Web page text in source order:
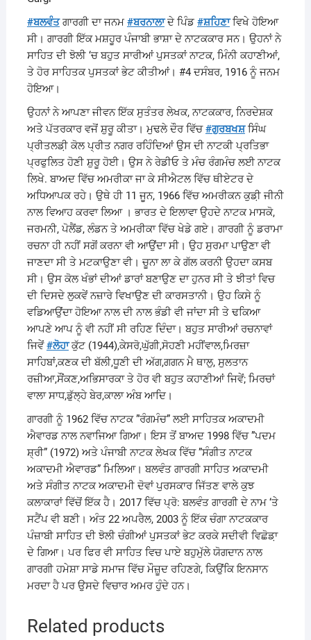
#ਬਲਵੰਤਗਾਰਗੀ ਦਾ ਜਨਮ #ਬਰਨਾਲਾਦੇ ਪਿੰਡ #ਸ਼ਹਿਣਾਵਿਖੇ ਹੋਇਆ
ਸੀ। ਗਾਰਗੀ ਇੱਕ ਮਸ਼ਹੂਰ ਪੰਜਾਬੀ ਭਾਸ਼ਾ ਦੇ ਨਾਟਕਕਾਰ ਸਨ। ਉਹਨਾਂ ਨੇ
ਸਾਹਿਤ ਦੀ ਝੋਲੀ ‘ਚ ਬਹੁਤ ਸਾਰੀਆਂ ਪੁਸਤਕਾਂ ਨਾਟਕ, ਮਿੰਨੀ ਕਹਾਣੀਆਂ,
ਤੇ ਹੋਰ ਸਾਹਿਤਕ ਪੁਸਤਕਾਂ ਭੇਟ ਕੀਤੀਆਂ। #4 ਦਸੰਬਰ, 1916 ਨੂੰ ਜਨਮ
ਹੋਇਆ।
ਉਹਨਾਂ ਨੇ ਆਪਣਾ ਜੀਵਨ ਇੱਕ ਸੁਤੰਤਰ ਲੇਖਕ, ਨਾਟਕਕਾਰ, ਨਿਰਦੇਸ਼ਕ
ਅਤੇ ਪੱਤਰਕਾਰ ਵਜੋਂ ਸ਼ੁਰੂ ਕੀਤਾ। ਮੁਢਲੇ ਦੌਰ ਵਿੱਚ#ਗੁਰਬਖਸ਼ਸਿੰਘ
ਪ੍ਰੀਤਲਡ਼ੀ ਕੋਲ ਪ੍ਰੀਤ ਨਗਰ ਰਹਿੰਦਿਆਂ ਉਸ ਦੀ ਨਾਟਕੀ ਪ੍ਰਤਿਭਾ
ਪ੍ਰਫੁਲਿਤ ਹੋਣੀ ਸ਼ੁਰੂ ਹੋਈ। ਉਸ ਨੇ ਰੇਡੀਓ ਤੇ ਮੰਚ ਰੰਗਮੰਚ ਲਈ ਨਾਟਕ
ਲਿਖੇ. ਬਾਅਦ ਵਿੱਚ ਅਮਰੀਕਾ ਜਾ ਕੇ ਸੀਐਟਲ ਵਿੱਚ ਥੀਏਟਰ ਦੇ
ਅਧਿਆਪਕ ਰਹੇ। ਉਥੇ ਹੀ 11 ਜੂਨ, 1966 ਵਿੱਚ ਅਮਰੀਕਨ ਕੁਡ਼ੀ ਜੀਨੀ
ਨਾਲ ਵਿਆਹ ਕਰਵਾ ਲਿਆ । ਭਾਰਤ ਦੇ ਇਲਾਵਾ ਉਹਦੇ ਨਾਟਕ ਮਾਸਕੋ,
ਜਰਮਨੀ, ਪੋਲੈਂਡ, ਲੰਡਨ ਤੇ ਅਮਰੀਕਾ ਵਿੱਚ ਖੇਡੇ ਗਏ। ਗਾਰਗੀ ਨੂੰ ਡਰਾਮਾ
ਰਚਨਾ ਹੀ ਨਹੀਂ ਸਗੋਂ ਕਰਨਾ ਵੀ ਆਉਂਦਾ ਸੀ। ਉਹ ਸੁਰਮਾ ਪਾਉਣਾ ਵੀ
ਜਾਣਦਾ ਸੀ ਤੇ ਮਟਕਾਉਣਾ ਵੀ। ਚੂਨਾ ਲਾ ਕੇ ਗੱਲ ਕਰਨੀ ਉਹਦਾ ਕਸਬ
ਸੀ। ਉਸ ਕੋਲ ਖੰਭਾਂ ਦੀਆਂ ਡਾਰਾਂ ਬਣਾਉਣ ਦਾ ਹੁਨਰ ਸੀ ਤੇ ਝੀਤਾਂ ਵਿਚ
ਦੀ ਦਿਸਦੇ ਲੁਕਵੇਂ ਨਜ਼ਾਰੇ ਵਿਖਾਉਣ ਦੀ ਕਾਰਸਤਾਨੀ। ਉਹ ਕਿਸੇ ਨੂੰ
ਵਡਿਆਉਂਦਾ ਹੋਇਆ ਨਾਲ ਦੀ ਨਾਲ ਭੰਡੀ ਵੀ ਜਾਂਦਾ ਸੀ ਤੇ ਢਕਿਆ
ਆਪਣੇ ਆਪ ਨੂੰ ਵੀ ਨਹੀਂ ਸੀ ਰਹਿਣ ਦਿੰਦਾ। ਬਹੁਤ ਸਾਰੀਆਂ ਰਚਨਾਵਾਂ
ਜਿਵੇਂ#ਲੋਹਾਕੁੱਟ (1944),ਕੇਸਰੋ,ਘੁੱਗੀ,ਸੋਹਣੀ ਮਹੀਂਵਾਲ,ਮਿਰਜ਼ਾ
ਸਾਹਿਬਾਂ,ਕਣਕ ਦੀ ਬੱਲੀ,ਧੂਣੀ ਦੀ ਅੱਗ,ਗਗਨ ਮੈ ਥਾਲੁ, ਸੁਲਤਾਨ
ਰਜ਼ੀਆ,ਸੌਂਕਣ,ਅਭਿਸਾਰਕਾ ਤੇ ਹੋਰ ਵੀ ਬਹੁਤ ਕਹਾਣੀਆਂ ਜਿਵੇਂ; ਮਿਰਚਾਂ
ਵਾਲਾ ਸਾਧ,ਡੁੱਲ੍ਹੇ ਬੇਰ,ਕਾਲਾ ਅੰਬ ਆਦਿ।
ਗਾਰਗੀ ਨੂੰ 1962 ਵਿੱਚ ਨਾਟਕ ”ਰੰਗਮੰਚ” ਲਈ ਸਾਹਿਤਕ ਅਕਾਦਮੀ
ਐਵਾਰਡ ਨਾਲ ਨਵਾਜਿਆ ਗਿਆ। ਇਸ ਤੋਂ ਬਾਅਦ 1998 ਵਿੱਚ ”ਪਦਮ
ਸ਼੍ਰੀ” (1972) ਅਤੇ ਪੰਜਾਬੀ ਨਾਟਕ ਲੇਖਕ ਵਿੱਚ ”ਸੰਗੀਤ ਨਾਟਕ
ਅਕਾਦਮੀ ਐਵਾਰਡ” ਮਿਲਿਆ। ਬਲਵੰਤ ਗਾਰਗੀ ਸਾਹਿਤ ਅਕਾਦਮੀ
ਅਤੇ ਸੰਗੀਤ ਨਾਟਕ ਅਕਾਦਮੀ ਦੋਵਾਂ ਪੁਰਸਕਾਰ ਜਿੱਤਣ ਵਾਲੇ ਕੁਝ
ਕਲਾਕਾਰਾਂ ਵਿੱਚੋਂ ਇੱਕ ਹੈ। 2017 ਵਿੱਚ ਪ੍ਰੋ: ਬਲਵੰਤ ਗਾਰਗੀ ਦੇ ਨਾਮ ‘ਤੇ
ਸਟੈਂਪ ਵੀ ਬਣੀ। ਅੰਤ 22 ਅਪਰੈਲ, 2003 ਨੂੰ ਇੱਕ ਚੰਗਾ ਨਾਟਕਕਾਰ
ਪੰਜ਼ਾਬੀ ਸਾਹਿਤ ਦੀ ਝੋਲੀ ਚੰਗੀਆਂ ਪੁਸਤਕਾਂ ਭੇਟ ਕਰਕੇ ਸਦੀਵੀ ਵਿਛੋਡ਼ਾ
ਦੇ ਗਿਆ। ਪਰ ਫਿਰ ਵੀ ਸਾਹਿਤ ਵਿਚ ਪਾਏ ਬਹੁਮੁੱਲੇ ਯੋਗਦਾਨ ਨਾਲ
ਗਾਰਗੀ ਹਮੇਸ਼ਾ ਸਾਡੇ ਸਮਾਜ ਵਿੱਚ ਮੌਜ਼ੂਦ ਰਹਿਣਗੇ, ਕਿਉਂਕਿ ਇਨਸਾਨ
ਮਰਦਾ ਹੈ ਪਰ ਉਸਦੇ ਵਿਚਾਰ ਅਮਰ ਹੁੰਦੇ ਹਨ।
Related products